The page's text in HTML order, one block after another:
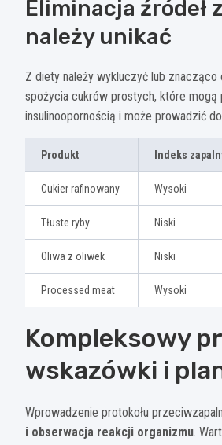
Eliminacja
należy unikać
Z diety należy wykluczyć lub
spożycia cukrów prostych, które
insulinoopornością i może prowadzić
Produkt Indeks
Cukier rafinowany Wysoki
Tłuste ryby Niski
Oliwa z oliwek Niski
Processed meat Wysoki
Kompleksowy
wskazówki i
Wprowadzenie protokołu
i obserwacja reakcji organizmu.